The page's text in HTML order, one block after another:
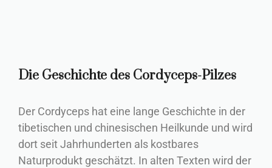
Die Geschichte des Cordyceps-Pilzes
Der Cordyceps hat eine lange Geschichte in der
tibetischen und chinesischen Heilkunde und wird
dort seit Jahrhunderten als kostbares
Naturprodukt geschätzt. In alten Texten wird der